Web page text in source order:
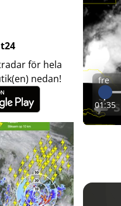
för hela
nedan!
fre
01:35